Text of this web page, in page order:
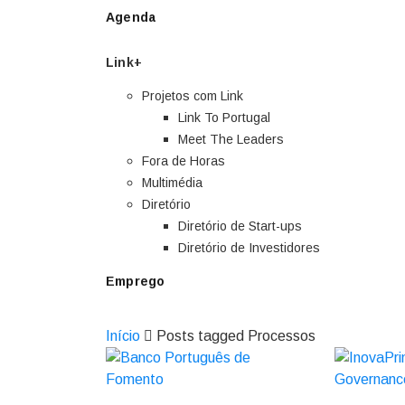
Agenda
Link+
Projetos com Link
Link To Portugal
Meet The Leaders
Fora de Horas
Multimédia
Diretório
Diretório de Start-ups
Diretório de Investidores
Emprego
Início Posts tagged Processos